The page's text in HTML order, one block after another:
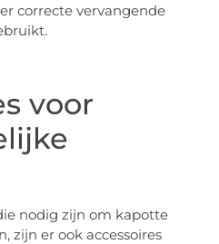
correcte vervangende
voor
nodig zijn om kapotte
zijn er ook accessoires